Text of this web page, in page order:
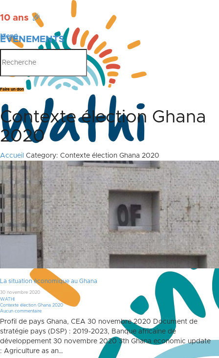
10 ans 🎉
ÉVÉNEMENTS
PUBLICATIONS
Menu
Faire un don
Contexte élection Ghana
2020
Accueil Category: Contexte élection Ghana 2020
La situation économique au Ghana
30 novembre 2020
WATHI
Contexte élection Ghana 2020
Aucun commentaire
Profil de pays Ghana, CEA 30 novembre 2020 Document de
stratégie pays (DSP) : 2019-2023, Banque africaine de
développement 30 novembre 2020 3th Ghana economic update
: Agriculture as an…